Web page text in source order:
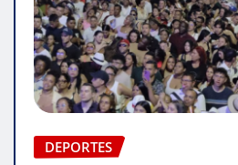
DEPORTES